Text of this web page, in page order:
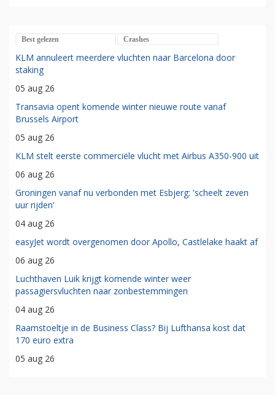
Best gelezen Crashes
KLM annuleert meerdere vluchten naar Barcelona door
staking
05 aug 26
Transavia opent komende winter nieuwe route vanaf
Brussels Airport
05 aug 26
KLM stelt eerste commerciële vlucht met Airbus A350-900 uit
06 aug 26
Groningen vanaf nu verbonden met Esbjerg: 'scheelt zeven
uur rijden'
04 aug 26
easyJet wordt overgenomen door Apollo, Castlelake haakt af
06 aug 26
Luchthaven Luik krijgt komende winter weer
passagiersvluchten naar zonbestemmingen
04 aug 26
Raamstoeltje in de Business Class? Bij Lufthansa kost dat
170 euro extra
05 aug 26